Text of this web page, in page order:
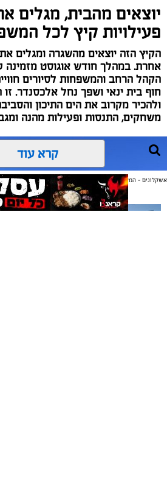
יוצאים מהבית, מגלים
פעילויות קיץ לכל
הקיץ הזה יוצאים מהשגרה ומגלים
אחרת. במהלך חודש אוגוסט מזמינה
הקהל הרחב והמשפחות לסיורים
חוף בית ינאי ושפך נחל אלכסנדר.
ולהכיר מקרוב את הים התיכון
משחקים, התנסות ופעילות מהנה
קרא עוד
אשקלונים - המקומון היומי של אשקלון באינטרנט
אולי יעניין אותך